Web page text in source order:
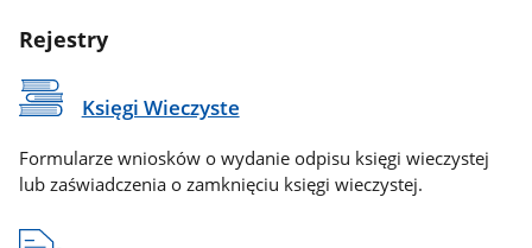
Rejestry
Księgi Wieczyste
Formularze wniosków o wydanie odpisu księgi wieczystej
lub zaświadczenia o zamknięciu księgi wieczystej.